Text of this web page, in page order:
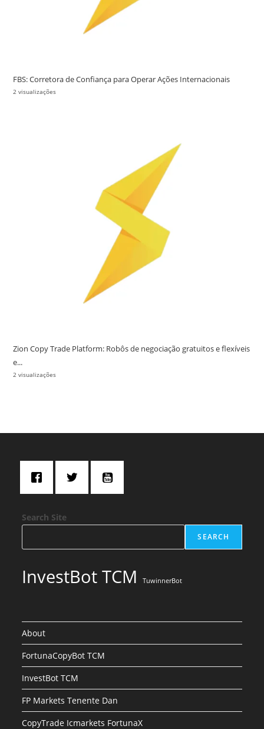
FBS: Corretora de Confiança para Operar Ações Internacionais
2 visualizações
Zion Copy Trade Platform: Robôs de negociação gratuitos e flexíveis
e...
2 visualizações
Search Site
SEARCH
InvestBot TCM TuwinnerBot
About
FortunaCopyBot TCM
InvestBot TCM
FP Markets Tenente Dan
CopyTrade Icmarkets FortunaX